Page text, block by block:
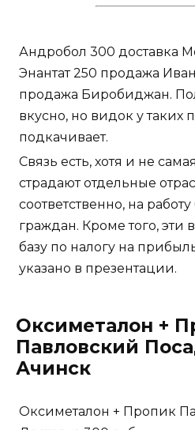
Андробол 300 доставка
Энантат 250 продажа
продажа Биробиджан.
вкусно, но видок у таких
подкачивает.
Связь есть, хотя и не
страдают отдельные
соответственно, на
граждан. Кроме того, эти
базу по налогу на
указано в презентации.
Оксиметалон +
Павловский
Ачинск
Оксиметалон + Пропик